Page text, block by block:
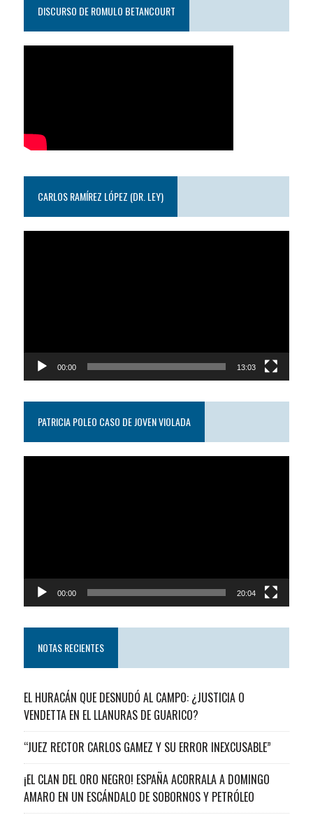
DISCURSO DE ROMULO BETANCOURT
CARLOS RAMÍREZ LÓPEZ (DR. LEY)
00:00 13:03
PATRICIA POLEO CASO DE JOVEN VIOLADA
00:00 20:04
NOTAS RECIENTES
EL HURACÁN QUE DESNUDÓ AL CAMPO: ¿JUSTICIA O
VENDETTA EN EL LLANURAS DE GUARICO?
“JUEZ RECTOR CARLOS GAMEZ Y SU ERROR INEXCUSABLE”
¡EL CLAN DEL ORO NEGRO! ESPAÑA ACORRALA A DOMINGO
AMARO EN UN ESCÁNDALO DE SOBORNOS Y PETRÓLEO